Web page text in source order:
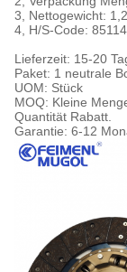
3, Nettogewicht:
4, H/S-Code:
Lieferzeit: 15-20
Paket: 1 neutrale
UOM: Stück
MOQ: Kleine
Quantität Rabatt.
Garantie: 6-12